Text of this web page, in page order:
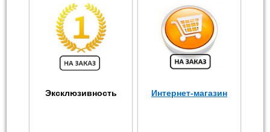
Эксклюзивность Интернет-магазин